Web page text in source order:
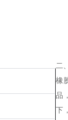
二
橡
品
下